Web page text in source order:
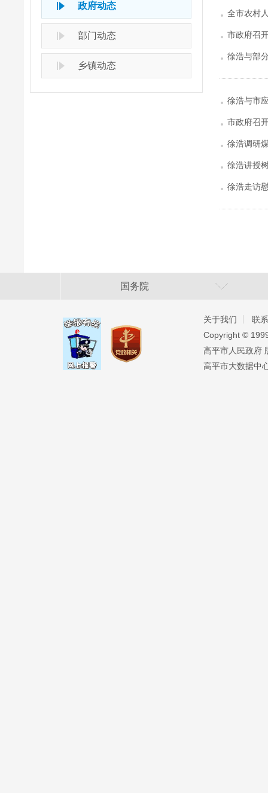
政府动态
部门动态
乡镇动态
全市农村
市政府召
徐浩与部
徐浩与市
市政府召
徐浩调研
徐浩讲授
徐浩走访
国务院
关于我们
联
Copyright ©️
高平市人民政府
高平市大数据